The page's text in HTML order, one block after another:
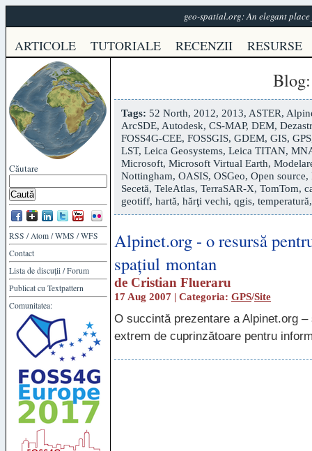
geo-spatial.org: An elegant
ARTICOLE TUTORIALE RECENZII RESURSE
Căutare
RSS /Atom /WMS /WFS
Contact
Lista de discuții /Forum
Publicat cu Textpattern
Comunitatea:
Blog
Tags: 52 North, 2012, 2013, ASTER,
ArcSDE, Autodesk, CS-MAP, DEM,
FOSS4G-CEE, FOSSGIS, GDEM, GIS, GPS
LST, Leica Geosystems, Leica TITAN,
Microsoft, Microsoft Virtual Earth,
Nottingham, OASIS, OSGeo, Open source,
Secetă, TeleAtlas, TerraSAR-X, TomTom,
geotiff, hartă, hărţi vechi, qgis, temperatură
Alpinet.org - o resursă
spațiul montan
de Cristian Flueraru
17 Aug 2007 | Categoria: GPS/Site
O succintă prezentare a Alpinet.org
extrem de cuprinzătoare pentru